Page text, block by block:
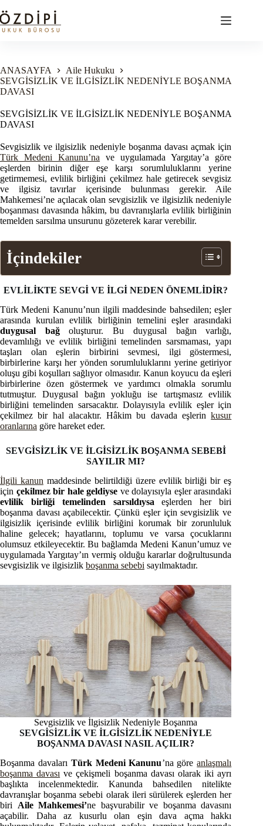
to
content
ANASAYFA
Aile Hukuku
SEVGİSİZLİK VE İLGİSİZLİK NEDENİYLE BOŞANMA
DAVASI
SEVGİSİZLİK VE İLGİSİZLİK NEDENİYLE BOŞANMA
DAVASI
Sevgisizlik ve ilgisizlik nedeniyle boşanma davası açmak için
Türk Medeni Kanunu’na ve uygulamada Yargıtay’a göre
eşlerden birinin diğer eşe karşı sorumluluklarını yerine
getirmemesi, evlilik birliğini çekilmez hale getirecek sevgisiz
ve ilgisiz tavırlar içerisinde bulunması gerekir. Aile
Mahkemesi’ne açılacak olan sevgisizlik ve ilgisizlik nedeniyle
boşanması davasında hâkim, bu davranışlarla evlilik birliğinin
temelden sarsılma unsurunu gözeterek karar verebilir.
İçindekiler
EVLİLİKTE SEVGİ VE İLGİ NEDEN ÖNEMLİDİR?
Türk Medeni Kanunu’nun ilgili maddesinde bahsedilen; eşler
arasında kurulan evlilik birliğinin temelini eşler arasındaki
duygusal bağoluşturur. Bu duygusal bağın varlığı,
devamlılığı ve evlilik birliğini temelinden sarsmaması, yapı
taşları olan eşlerin birbirini sevmesi, ilgi göstermesi,
birbirlerine karşı her yönden sorumluluklarını yerine getiriyor
oluşu gibi koşulları sağlıyor olmasıdır. Kanun koyucu da eşleri
birbirlerine özen göstermek ve yardımcı olmakla sorumlu
tutmuştur. Duygusal bağın yokluğu ise tartışmasız evlilik
birliğini temelinden sarsacaktır. Dolayısıyla evlilik eşler için
çekilmez bir hal alacaktır. Hâkim bu davada eşlerinkusur
oranlarına göre hareket eder.
SEVGİSİZLİK VE İLGİSİZLİK BOŞANMA SEBEBİ
SAYILIR MI?
İlgili kanun maddesinde belirtildiği üzere evlilik birliği bir eş
için çekilmez bir hale geldiyse ve dolayısıyla eşler arasındaki
evlilik birliği temelinden sarsıldıysa eşlerden her biri
boşanma davası açabilecektir. Çünkü eşler için sevgisizlik ve
ilgisizlik içerisinde evlilik birliğini korumak bir zorunluluk
haline gelecek; hayatlarını, toplumu ve varsa çocuklarını
olumsuz etkileyecektir. Bu bağlamda Medeni Kanun’umuz ve
uygulamada Yargıtay’ın vermiş olduğu kararlar doğrultusunda
sevgisizlik ve ilgisizlik boşanma sebebi sayılmaktadır.
Sevgisizlik ve İlgisizlik Nedeniyle Boşanma
SEVGİSİZLİK VE İLGİSİZLİK NEDENİYLE
BOŞANMA DAVASI NASIL AÇILIR?
Boşanma davaları Türk Medeni Kanunu’na göreanlaşmalı
boşanma davası ve çekişmeli boşanma davası olarak iki ayrı
başlıkta incelenmektedir. Kanunda bahsedilen nitelikte
davranışlar boşanma sebebi olarak ileri sürülerek eşlerden her
biri Aile Mahkemesi’ne başvurabilir ve boşanma davasını
açabilir. Daha az kusurlu olan eşin dava açma hakkı